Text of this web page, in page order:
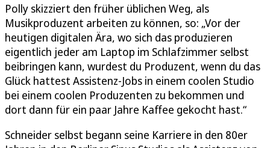
Polly skizziert den früher üblichen Weg, als
Musikproduzent arbeiten zu können, so: „Vor der
heutigen digitalen Ära, wo sich das produzieren
eigentlich jeder am Laptop im Schlafzimmer selbst
beibringen kann, wurdest du Produzent, wenn du das
Glück hattest Assistenz-Jobs in einem coolen Studio
bei einem coolen Produzenten zu bekommen und
dort dann für ein paar Jahre Kaffee gekocht hast.“
Schneider selbst begann seine Karriere in den 80er